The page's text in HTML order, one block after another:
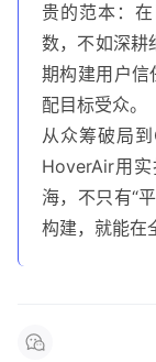
贵的范本：
数，不如深耕
期构建用户信
配目标受众。
从众筹破局
HoverAir用
海，不只有“
构建，就能在